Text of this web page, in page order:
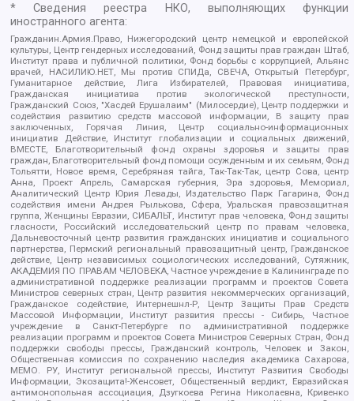
* Сведения реестра НКО, выполняющих функции
иностранного агента:
Гражданин.Армия.Право, Нижегородский центр немецкой и европейской
культуры, Центр гендерных исследований, Фонд защиты прав граждан Штаб,
Институт права и публичной политики, Фонд борьбы с коррупцией, Альянс
врачей, НАСИЛИЮ.НЕТ, Мы против СПИДа, СВЕЧА, Открытый Петербург,
Гуманитарное действие, Лига Избирателей, Правовая инициатива,
Гражданская инициатива против экологической преступности,
Гражданский Союз, "Хасдей Ерушалаим" (Милосердие), Центр поддержки и
содействия развитию средств массовой информации, В защиту прав
заключенных, Горячая Линия, Центр социально-информационных
инициатив Действие, Институт глобализации и социальных движений,
ВМЕСТЕ, Благотворительный фонд охраны здоровья и защиты прав
граждан, Благотворительный фонд помощи осужденным и их семьям, Фонд
Тольятти, Новое время, Серебряная тайга, Так-Так-Так, центр Сова, центр
Анна, Проект Апрель, Самарская губерния, Эра здоровья, Мемориал,
Аналитический Центр Юрия Левады, Издательство Парк Гагарина, Фонд
содействия имени Андрея Рылькова, Сфера, Уральская правозащитная
группа, Женщины Евразии, СИБАЛЬТ, Институт прав человека, Фонд защиты
гласности, Российский исследовательский центр по правам человека,
Дальневосточный центр развития гражданских инициатив и социального
партнерства, Пермский региональный правозащитный центр, Гражданское
действие, Центр независимых социологических исследований, Сутяжник,
АКАДЕМИЯ ПО ПРАВАМ ЧЕЛОВЕКА, Частное учреждение в Калининграде по
административной поддержке реализации программ и проектов Совета
Министров северных стран, Центр развития некоммерческих организаций,
Гражданское содействие, Интернешнл-Р, Центр Защиты Прав Средств
Массовой Информации, Институт развития прессы - Сибирь, Частное
учреждение в Санкт-Петербурге по административной поддержке
реализации программ и проектов Совета Министров Северных Стран, Фонд
поддержки свободы прессы, Гражданский контроль, Человек и Закон,
Общественная комиссия по сохранению наследия академика Сахарова,
МЕМО. РУ, Институт региональной прессы, Институт Развития Свободы
Информации, Экозащита!-Женсовет, Общественный вердикт, Евразийская
антимонопольная ассоциация, Дзугкоева Регина Николаевна, Кривенко